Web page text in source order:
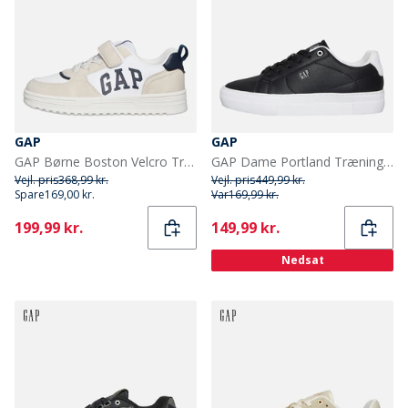
GAP
GAP Børne Boston Velcro Træningssko Hvid
Vejl. pris368,99 kr.
Spare169,00 kr.
Current
199,99 kr.
GAP
GAP Dame Portland Træningssko Sort
Vejl. pris449,99 kr.
Var169,99 kr.
Current
149,99 kr.
Nedsat